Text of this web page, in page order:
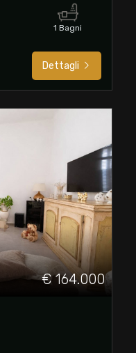
1 Bagni
Dettagli
€ 164.000